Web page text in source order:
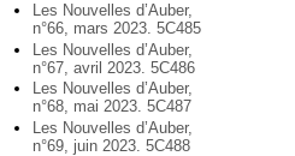
Les Nouvelles d’Auber,
n°66, mars 2023. 5C485
Les Nouvelles d’Auber,
n°67, avril 2023. 5C486
Les Nouvelles d’Auber,
n°68, mai 2023. 5C487
Les Nouvelles d’Auber,
n°69, juin 2023. 5C488